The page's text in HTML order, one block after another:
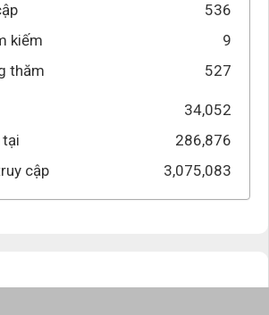
536
kiếm
9
thăm
527
34,052
tại
286,876
cập
3,075,083